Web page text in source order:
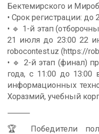
Бектемирского и
• Срок регистрации: до
• 🔹 1-й этап
21 июля до 23:00 22
robocontest.uz (https://
• 🔹 2-й этап (финал)
года, с 11:00 до 13:00
информационных
Хоразмий, учебный
⸻
🏆 Победители